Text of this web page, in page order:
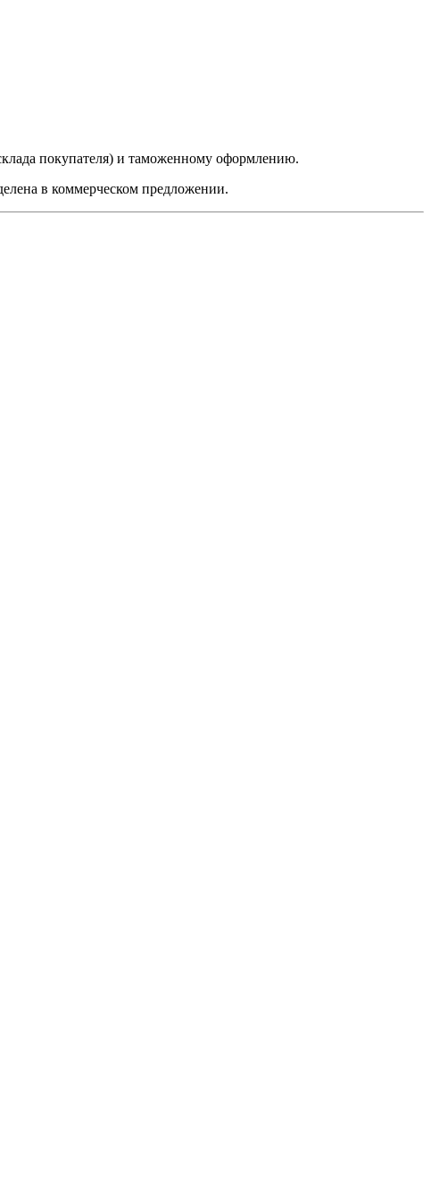
покупателя) и таможенному оформлению.
в коммерческом предложении.